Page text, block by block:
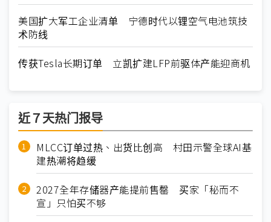
美国扩大军工企业清单 宁德时代以锂空气电池筑技
术防线
传获Tesla长期订单 立凯扩建LFP前驱体产能迎商机
近７天热门报导
MLCC订单过热、出货比创高 村田示警全球AI基
建热潮将趋缓
2027全年存储器产能提前售罄 买家「秘而不
宣」只怕买不够